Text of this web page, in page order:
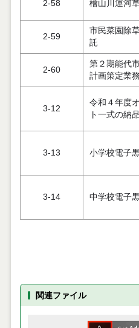
2-58 檜山川運河
2-59
市民菜園除
託
2-60
第２期能代
計画策定業
3-12
令和４年度
ト一式の納品
3-13 小学校電子
3-14 中学校電子
関連ファイル